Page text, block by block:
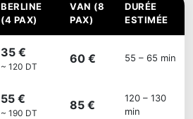
BERLINE
(4 PAX)
VAN (8
PAX)
DURÉE
ESTIMÉE
35 €
~ 120 DT
60 € 55 – 65 min
55 €
~ 190 DT
85 €
120 – 130
min